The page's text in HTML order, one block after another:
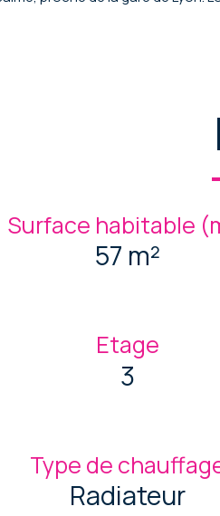
Surface habitable
57 m²
Etage
3
Type de
Radiateur